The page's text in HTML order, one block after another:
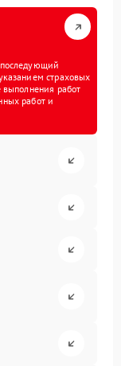
последующий
страховых
выполнения работ
работ и